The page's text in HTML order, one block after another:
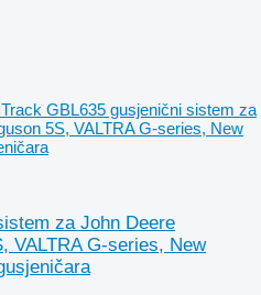
GBL635 gusjenični sistem za
5S, VALTRA G-series, New
za John Deere
VALTRA G-series, New